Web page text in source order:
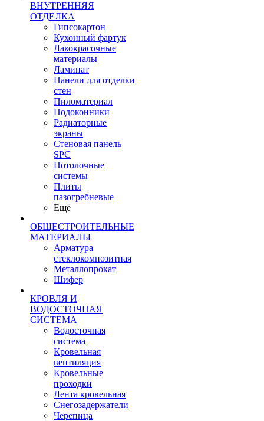
ВНУТРЕННЯЯ
ОТДЕЛКА
Гипсокартон
Кухонный фартук
Лакокрасочные
материалы
Ламинат
Панели для отделки
стен
Пиломатериал
Подоконники
Радиаторные
экраны
Стеновая панель
SPC
Потолочные
системы
Плиты
пазогребневые
Ещё
ОБЩЕСТРОИТЕЛЬНЫЕ
МАТЕРИАЛЫ
Арматура
стеклокомпозитная
Металлопрокат
Шифер
КРОВЛЯ И
ВОДОСТОЧНАЯ
СИСТЕМА
Водосточная
система
Кровельная
вентиляция
Кровельные
проходки
Лента кровельная
Снегозадержатели
Черепица